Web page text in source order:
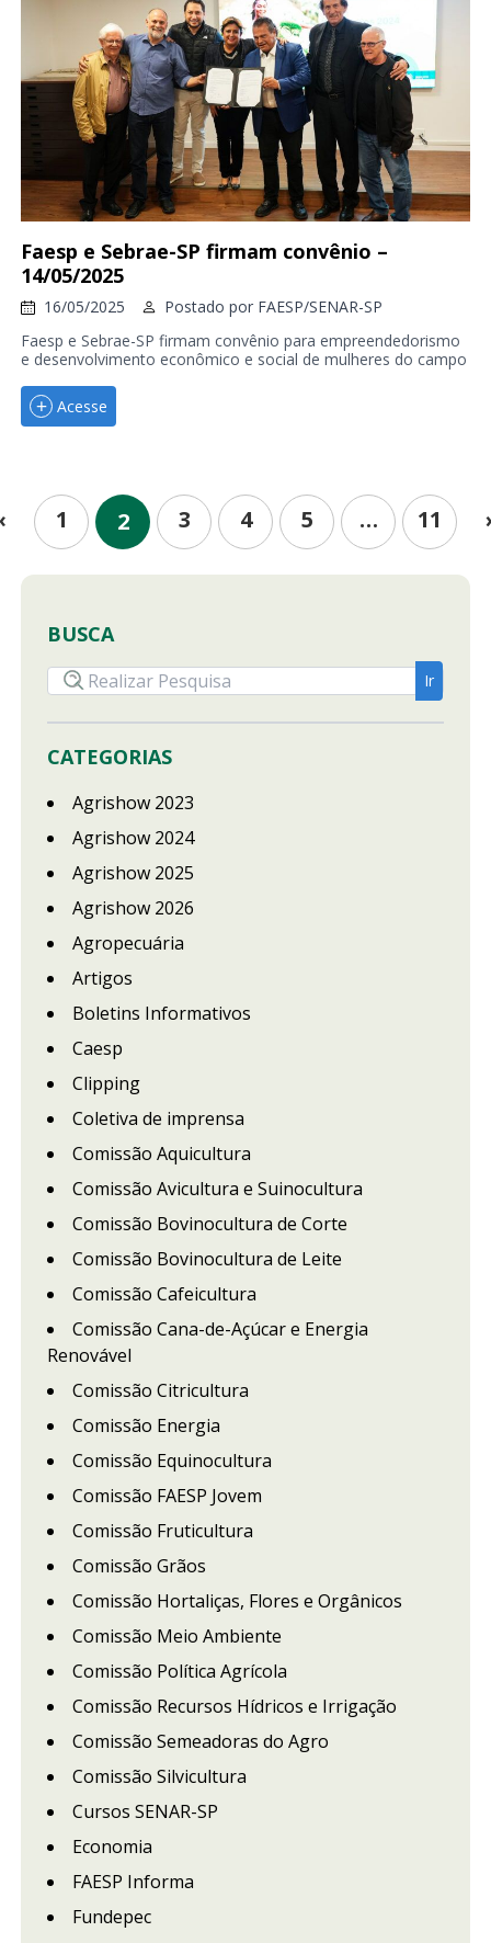
Faesp e Sebrae-SP firmam convênio –
14/05/2025
16/05/2025 Postado por FAESP/SENAR-SP
Faesp e Sebrae-SP firmam convênio para empreendedorismo
e desenvolvimento econômico e social de mulheres do campo
Acesse
1 2 3 4 5 … 11
BUSCA
CATEGORIAS
Agrishow 2023
Agrishow 2024
Agrishow 2025
Agrishow 2026
Agropecuária
Artigos
Boletins Informativos
Caesp
Clipping
Coletiva de imprensa
Comissão Aquicultura
Comissão Avicultura e Suinocultura
Comissão Bovinocultura de Corte
Comissão Bovinocultura de Leite
Comissão Cafeicultura
Comissão Cana-de-Açúcar e Energia
Renovável
Comissão Citricultura
Comissão Energia
Comissão Equinocultura
Comissão FAESP Jovem
Comissão Fruticultura
Comissão Grãos
Comissão Hortaliças, Flores e Orgânicos
Comissão Meio Ambiente
Comissão Política Agrícola
Comissão Recursos Hídricos e Irrigação
Comissão Semeadoras do Agro
Comissão Silvicultura
Cursos SENAR-SP
Economia
FAESP Informa
Fundepec